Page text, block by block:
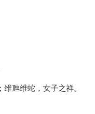
虺维蛇，女子之祥。